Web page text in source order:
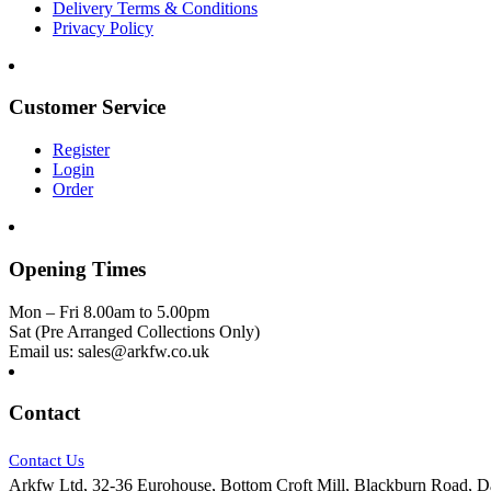
Delivery Terms & Conditions
Privacy Policy
Customer Service
Register
Login
Order
Opening Times
Mon – Fri 8.00am to 5.00pm
Sat (Pre Arranged Collections Only)
Email us: sales@arkfw.co.uk
Contact
Contact Us
Arkfw Ltd, 32-36 Eurohouse, Bottom Croft Mill, Blackburn Road,